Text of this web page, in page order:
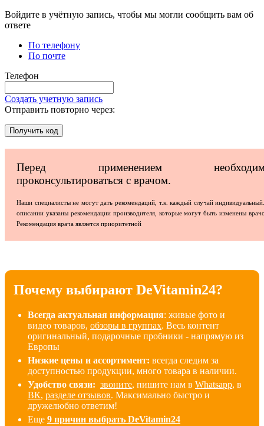
Войдите в учётную запись, чтобы мы могли сообщить вам об
ответе
По телефону
По почте
Телефон
Создать учетную запись
Отправить повторно через:
Получить код
Перед применением
проконсультироваться с врачом.
Наши специалисты не могут дать рекомендаций, т.к. каждый случай
описании указаны рекомендации производителя, которые могут быть изменены
Рекомендация врача является приоритетной
Почему выбирают DeVitamin24?
Всегда актуальная информация: живые фото и
видео товаров, обзоры в группах. Весь контент
оригинальный, подарочные пробники - напрямую из
Европы
Низкие цены и ассортимент: всегда следим за
доступностью продукции, много товара в наличии.
Удобство связи: звоните, пишите нам в Whatsapp, в
ВК, разделе отзывов. Максимально быстро и
дружелюбно ответим!
Еще 9 причин выбрать DeVitamin24